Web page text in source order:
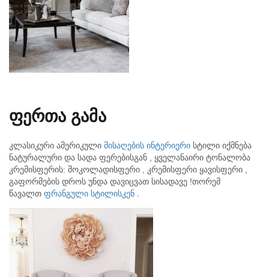
ფერთა გამა
კლასიკური ამერიკული მისაღების ინტერიერი სტილი იქმნება
ნატურალური და სადა ფერებისგან , ყველანაირი ტონალობა
კრემისფერის: შოკოლადისფერი , კრემისფერი ყავისფერი ,
გაფორმების დროს უნდა დავიცვათ სისადავე !თორემ
წავალთ ფრანგული სტილისკენ .